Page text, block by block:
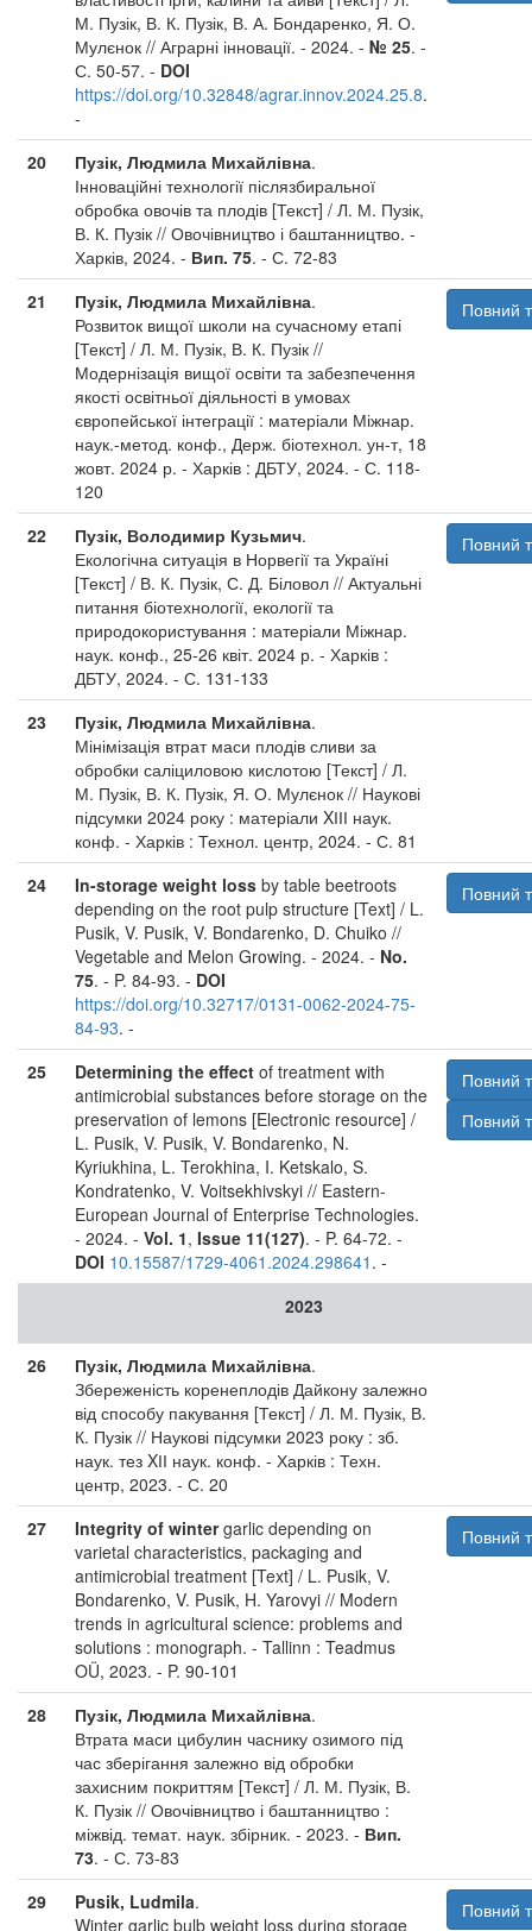
М. Пузік, В. К. Пузік, В. А. Бондаренко, Я. О.
Мулєнок // Аграрні інновації. - 2024. - № 25. -
С. 50-57. - DOI
https://doi.org/10.32848/agrar.innov.2024.25.8.
-
20
Пузік, Людмила Михайлівна.
Інноваційні технології післязбиральної
обробка овочів та плодів [Текст] / Л. М. Пузік,
В. К. Пузік // Овочівництво і баштанництво. -
Харків, 2024. - Вип. 75. - С. 72-83
21
Пузік, Людмила Михайлівна.
Розвиток вищої школи на сучасному етапі
[Текст] / Л. М. Пузік, В. К. Пузік //
Модернізація вищої освіти та забезпечення
якості освітньої діяльності в умовах
європейської інтеграції : матеріали Міжнар.
наук.-метод. конф., Держ. біотехнол. ун-т, 18
жовт. 2024 р. - Харків : ДБТУ, 2024. - С. 118-
120
Повний
22 Пузік, Володимир Кузьмич.
Екологічна ситуація в Норвегії та Україні
[Текст] / В. К. Пузік, С. Д. Біловол // Актуальні
питання біотехнології, екології та
природокористування : матеріали Міжнар.
наук. конф., 25-26 квіт. 2024 р. - Харків :
ДБТУ, 2024. - С. 131-133
Повний
23 Пузік, Людмила Михайлівна.
Мінімізація втрат маси плодів сливи за
обробки саліциловою кислотою [Текст] / Л.
М. Пузік, В. К. Пузік, Я. О. Мулєнок // Наукові
підсумки 2024 року : матеріали XІІІ наук.
конф. - Харків : Технол. центр, 2024. - С. 81
24
In-storage weight loss by table beetroots
depending on the root pulp structure [Text] / L.
Pusik, V. Pusik, V. Bondarenko, D. Chuiko //
Vegetable and Melon Growing. - 2024. - No.
75. - P. 84-93. - DOI
https://doi.org/10.32717/0131-0062-2024-75-
84-93. -
Повний
25 Determining the effect of treatment with
antimicrobial substances before storage on the
preservation of lemons [Electronic resource] /
L. Pusik, V. Pusik, V. Bondarenko, N.
Kyriukhina, L. Terokhina, I. Ketskalo, S.
Kondratenko, V. Voitsekhivskyi // Eastern-
European Journal of Enterprise Technologies.
- 2024. - Vol. 1, Issue 11(127). - P. 64-72. -
DOI 10.15587/1729-4061.2024.298641 . -
Повний
Повний
2023
26 Пузік, Людмила Михайлівна.
Збереженість коренеплодів Дайкону залежно
від способу пакування [Текст] / Л. М. Пузік, В.
К. Пузік // Наукові підсумки 2023 року : зб.
наук. тез XІІ наук. конф. - Харків : Техн.
центр, 2023. - С. 20
27
Integrity of wintergarlic depending on
varietal characteristics, packaging and
antimicrobial treatment [Text] / L. Pusik, V.
Bondarenko, V. Pusik, H. Yarovyi // Modern
trends in agricultural science: problems and
solutions : monograph. - Tallinn : Teadmus
OÜ, 2023. - P. 90-101
Повний
28 Пузік, Людмила Михайлівна.
Втрата маси цибулин часнику озимого під
час зберігання залежно від обробки
захисним покриттям [Текст] / Л. М. Пузік, В.
К. Пузік // Овочівництво і баштанництво :
міжвід. темат. наук. збірник. - 2023. - Вип.
73. - С. 73-83
29
Pusik, Ludmila.
Winter garlic bulb weight loss during storage
Повний